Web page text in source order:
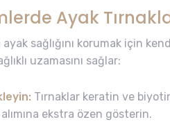
Ayak
sağlığını korumak için
uzamasını sağlar:
Tırnaklar keratin ve
ekstra özen gösterin.